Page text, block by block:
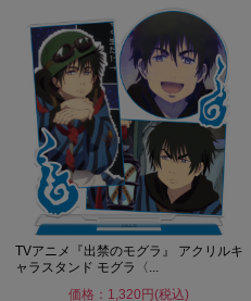
TVアニメ『出禁のモグラ』 アクリルキ
ャラスタンド モグラ〈...
価格：1,320円(税込)